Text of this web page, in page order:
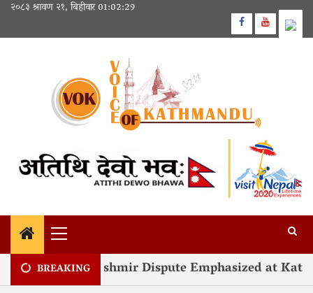
Skip
content
२०८३ श्रावण २१, बिहीवार01:02:29
Facebook
Youtube
Primary
Menu
BREAKING
of Kashmir Dispute Emphasized at